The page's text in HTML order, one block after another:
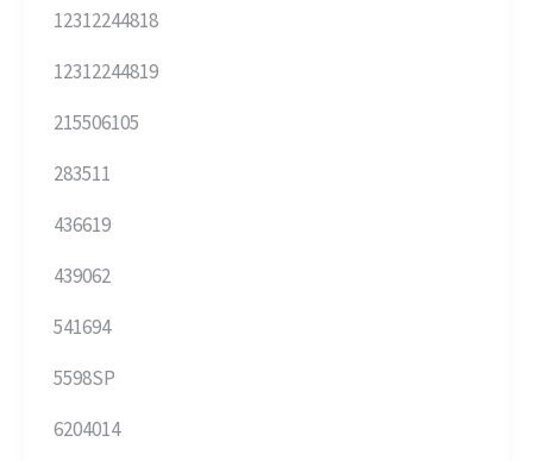
12312244818
12312244819
215506105
283511
436619
439062
541694
5598SP
6204014